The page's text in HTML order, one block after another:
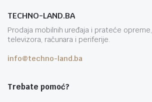
TECHNO-LAND.BA
Prodaja mobilnih uređaja i prateće
televizora, računara i periferije.
info@techno-land.ba
Trebate pomoć?